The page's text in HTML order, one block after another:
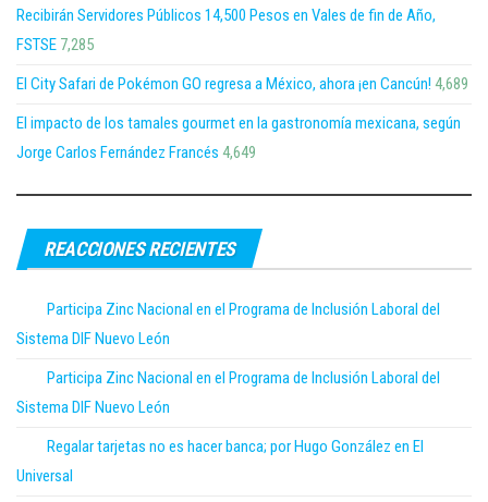
Recibirán Servidores Públicos 14,500 Pesos en Vales de fin de Año,
FSTSE 7,285
El City Safari de Pokémon GO regresa a México, ahora ¡en Cancún! 4,689
El impacto de los tamales gourmet en la gastronomía mexicana, según
Jorge Carlos Fernández Francés 4,649
REACCIONES RECIENTES
Participa Zinc Nacional en el Programa de Inclusión Laboral del
Sistema DIF Nuevo León
Participa Zinc Nacional en el Programa de Inclusión Laboral del
Sistema DIF Nuevo León
Regalar tarjetas no es hacer banca; por Hugo González en El
Universal